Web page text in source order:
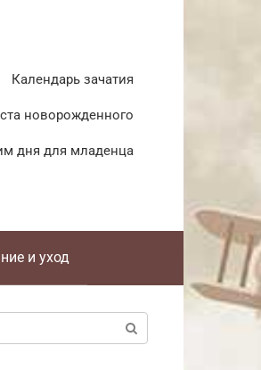
Календарь зачатия
новорожденного
дня для младенца
и уход